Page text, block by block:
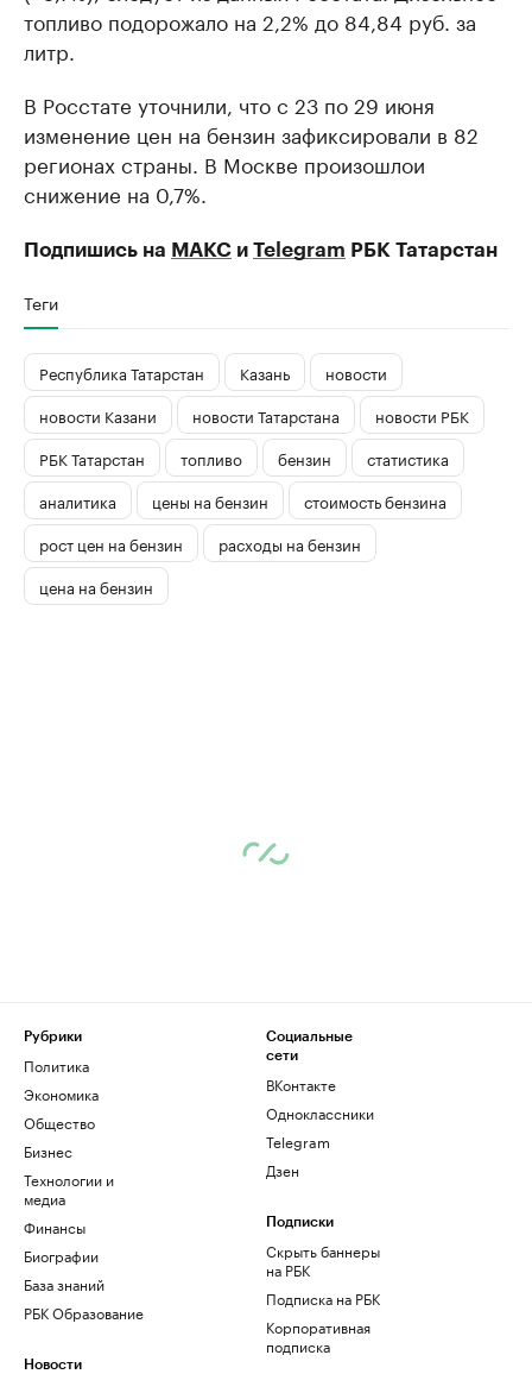
топливо подорожало на 2,2% до 84,84 руб. за
литр.
В Росстате уточнили, что с 23 по 29 июня
изменение цен на бензин зафиксировали в 82
регионах страны. В Москве произошлои
снижение на 0,7%.
Подпишись на МАКС и Telegram РБК Татарстан
Теги
Республика Татарстан Казань
новости
новости Казани
новости Татарстана
новости РБК
РБК Татарстан
топливо бензин
статистика
аналитика
цены на бензин
стоимость бензина
рост цен на бензин
расходы на бензин
цена на бензин
Рубрики
Политика
Экономика
Общество
Бизнес
Технологии и
медиа
Финансы
Биографии
База знаний
РБК Образование
Новости
Социальные
сети
ВКонтакте
Одноклассники
Telegram
Дзен
Подписки
Скрыть баннеры
на РБК
Подписка на РБК
Корпоративная
подписка